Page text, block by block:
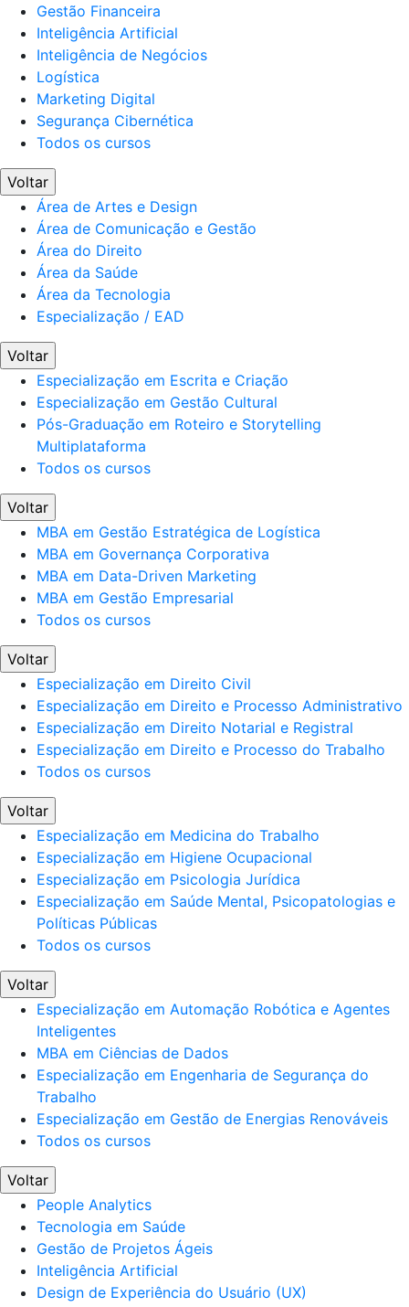
Gestão Financeira
Inteligência Artificial
Inteligência de Negócios
Logística
Marketing Digital
Segurança Cibernética
Todos os cursos
Voltar
Área de Artes e Design
Área de Comunicação e Gestão
Área do Direito
Área da Saúde
Área da Tecnologia
Especialização / EAD
Voltar
Especialização em Escrita e Criação
Especialização em Gestão Cultural
Pós-Graduação em Roteiro e Storytelling
Multiplataforma
Todos os cursos
Voltar
MBA em Gestão Estratégica de Logística
MBA em Governança Corporativa
MBA em Data-Driven Marketing
MBA em Gestão Empresarial
Todos os cursos
Voltar
Especialização em Direito Civil
Especialização em Direito e Processo Administrativo
Especialização em Direito Notarial e Registral
Especialização em Direito e Processo do Trabalho
Todos os cursos
Voltar
Especialização em Medicina do Trabalho
Especialização em Higiene Ocupacional
Especialização em Psicologia Jurídica
Especialização em Saúde Mental, Psicopatologias e
Políticas Públicas
Todos os cursos
Voltar
Especialização em Automação Robótica e Agentes
Inteligentes
MBA em Ciências de Dados
Especialização em Engenharia de Segurança do
Trabalho
Especialização em Gestão de Energias Renováveis
Todos os cursos
Voltar
People Analytics
Tecnologia em Saúde
Gestão de Projetos Ágeis
Inteligência Artificial
Design de Experiência do Usuário (UX)